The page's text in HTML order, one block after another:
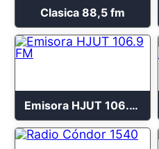
Clasica 88,5 fm
Emisora HJUT 106.9 FM